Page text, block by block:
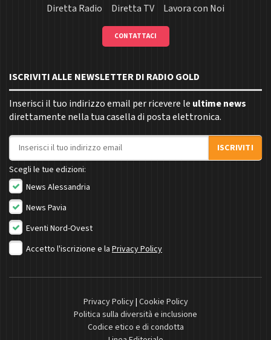
Diretta Radio
Diretta TV Lavora con Noi
CONTATTACI
ISCRIVITI ALLE NEWSLETTER DI RADIO GOLD
Inserisci il tuo indirizzo email per ricevere le ultime news
direttamente nella tua casella di posta elettronica.
Indirizzo email
ISCRIVITI
Scegli le tue edizioni:
News Alessandria
News Pavia
Eventi Nord-Ovest
Accetto l'iscrizione e la Privacy Policy
Privacy Policy| Cookie Policy
Politica sulla diversità e inclusione
Codice etico e di condotta